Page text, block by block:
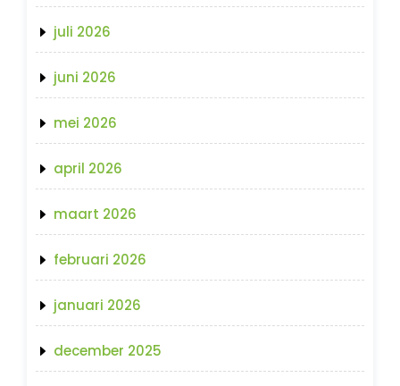
juli 2026
juni 2026
mei 2026
april 2026
maart 2026
februari 2026
januari 2026
december 2025